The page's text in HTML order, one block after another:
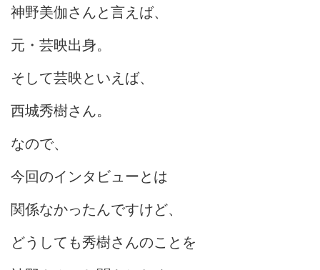
神野美伽さんと言えば、
元・芸映出身。
そして芸映といえば、
西城秀樹さん。
なので、
今回のインタビューとは
関係なかったんですけど、
どうしても秀樹さんのことを